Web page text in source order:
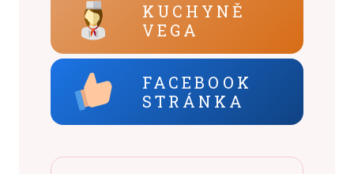
KUCHYNĚ
VEGA
FACEBOOK
STRÁNKA